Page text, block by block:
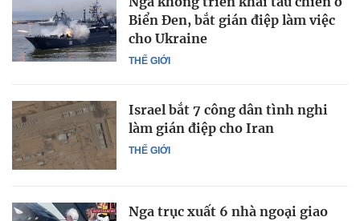
THẾ GIỚI
Biển Đen, bắt gián điệp làm việc
cho Ukraine
THẾ GIỚI
Israel bắt 7 công dân tình nghi
làm gián điệp cho Iran
Nga trục xuất 6 nhà ngoại giao